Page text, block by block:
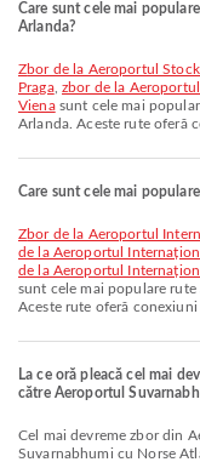
Care sunt cele mai
Arlanda?
zbor de la Aeroportul Stockholm Arlanda la Aeroportul Václav Havel din
Praga, zbor de la
Vienasunt cele mai
Arlanda. Aceste rute oferă
Care sunt cele mai
zbor de la Aeroportul
de la Aeroportul
de la Aeroportul
sunt cele mai populare
Aceste rute oferă
La ce oră pleacă cel mai
către Aeroportul
Cel mai devreme zbor din Aeroportul Stockholm Arlanda către Aeroportul
Suvarnabhumi cu Norse